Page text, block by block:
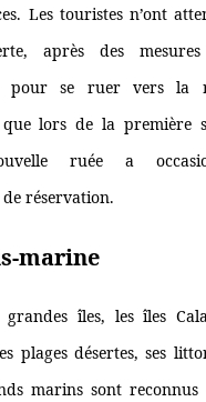
Les touristes n’ont
après des mesures
pour se ruer vers la
que lors de la première
ruée a
réservation.
marine
îles, les îles
plages désertes, ses
marins sont reconnus